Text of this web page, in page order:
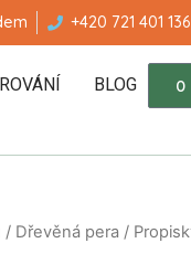
+420 721 401 136
BLOG 0
/ Dřevěná pera /